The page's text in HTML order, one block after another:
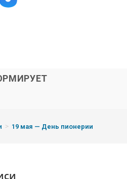
> 19 мая — День пионерии